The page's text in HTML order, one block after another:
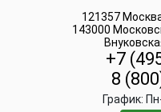
121357
143000
+7
8
График: